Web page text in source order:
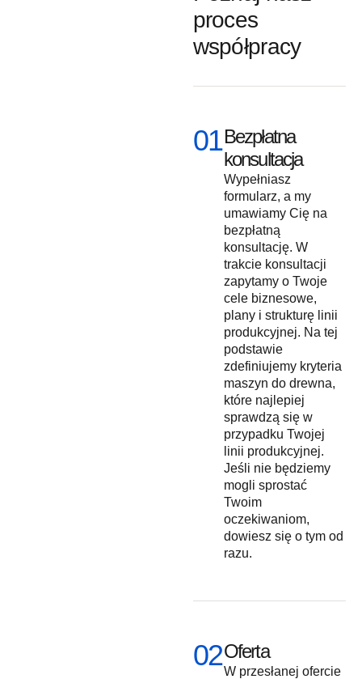
proces
współpracy
01Bezpłatna
konsultacja
Wypełniasz
formularz, a my
umawiamy Cię na
bezpłatną
konsultację. W
trakcie konsultacji
zapytamy o Twoje
cele biznesowe,
plany i strukturę linii
produkcyjnej. Na tej
podstawie
zdefiniujemy kryteria
maszyn do drewna,
które najlepiej
sprawdzą się w
przypadku Twojej
linii produkcyjnej.
Jeśli nie będziemy
mogli sprostać
Twoim
oczekiwaniom,
dowiesz się o tym od
razu.
02Oferta
W przesłanej ofercie